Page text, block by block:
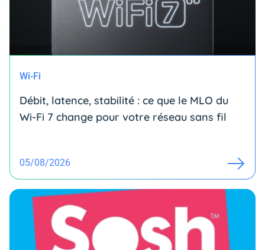
Wi-Fi
Débit, latence, stabilité : ce que le MLO du
Wi-Fi 7 change pour votre réseau sans fil
05/08/2026